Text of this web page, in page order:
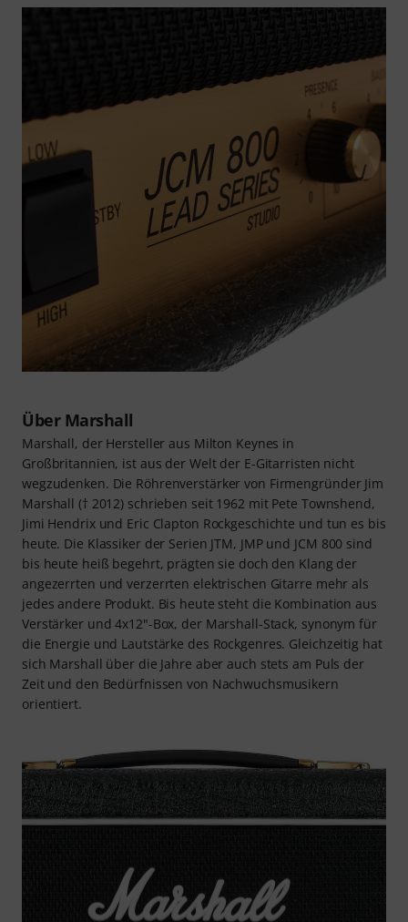
Über Marshall
Marshall, der Hersteller aus Milton Keynes in
Großbritannien, ist aus der Welt der E-Gitarristen nicht
wegzudenken. Die Röhrenverstärker von Firmengründer Jim
Marshall († 2012) schrieben seit 1962 mit Pete Townshend,
Jimi Hendrix und Eric Clapton Rockgeschichte und tun es bis
heute. Die Klassiker der Serien JTM, JMP und JCM 800 sind
bis heute heiß begehrt, prägten sie doch den Klang der
angezerrten und verzerrten elektrischen Gitarre mehr als
jedes andere Produkt. Bis heute steht die Kombination aus
Verstärker und 4x12"-Box, der Marshall-Stack, synonym für
die Energie und Lautstärke des Rockgenres. Gleichzeitig hat
sich Marshall über die Jahre aber auch stets am Puls der
Zeit und den Bedürfnissen von Nachwuchsmusikern
orientiert.